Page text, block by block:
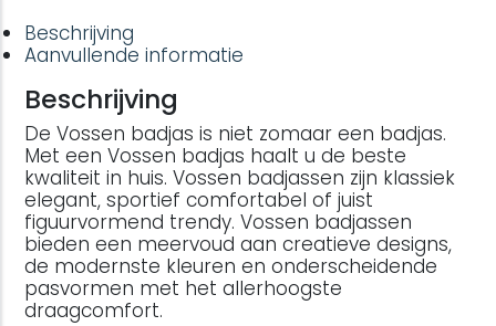
Beschrijving
Aanvullende informatie
Beschrijving
De Vossen badjas is niet zomaar een badjas.
Met een Vossen badjas haalt u de beste
kwaliteit in huis. Vossen badjassen zijn klassiek
elegant, sportief comfortabel of juist
figuurvormend trendy. Vossen badjassen
bieden een meervoud aan creatieve designs,
de modernste kleuren en onderscheidende
pasvormen met het allerhoogste
draagcomfort.